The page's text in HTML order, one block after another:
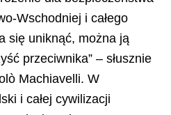
Wschodniej i całego
się uniknąć, można ją
przeciwnika” – słusznie
Machiavelli. W
i całej cywilizacji